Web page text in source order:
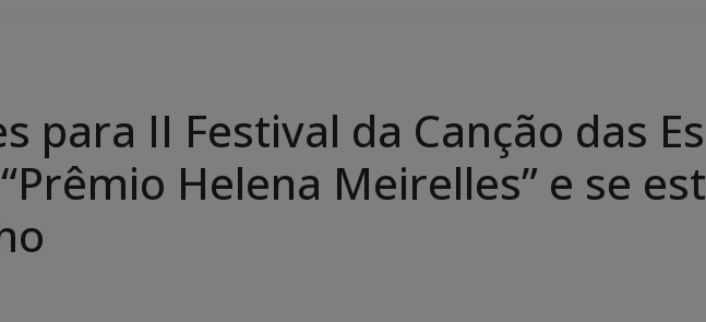
para II Festival da Canção das
Helena Meirelles” e se